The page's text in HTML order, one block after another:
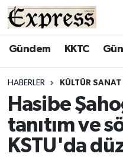
Gündem KKTC
HABERLER KÜLTÜR SANAT
Hasibe
tanıtım ve
KSTU'da
ALAYKÖY
BİLİM
ÇATALKÖY
Hava Durumu
Süper Lig Puan
Tüm Manşetler